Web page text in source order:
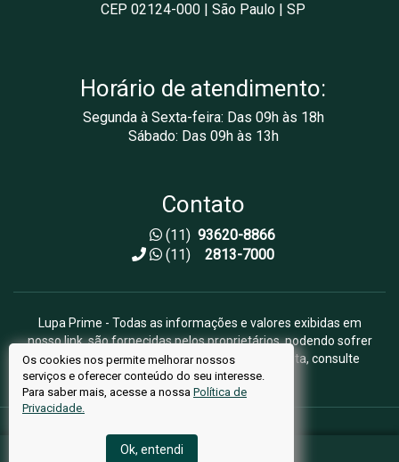
CÓDIGO DO IMÓVEL: LS41410
CEP 02124-000 | São Paulo | SP
Horário de atendimento:
Segunda à Sexta-feira: Das 09h às 18h
Sábado: Das 09h às 13h
Contato
(11) 93620-8866
(11)2813-7000
Lupa Prime - Todas as informações e valores exibidas em
nosso link, são fornecidas pelos proprietários, podendo sofrer
alterações sem aviso prévio. Antes da proposta, consulte
nossos corretores.
© Copyright 2024 Lupa Prime | CRECI: 49073-J
Os cookies nos permite melhorar nossos
serviços e oferecer conteúdo do seu interesse.
Para saber mais, acesse a nossa Política de
Privacidade.
Ok, entendi